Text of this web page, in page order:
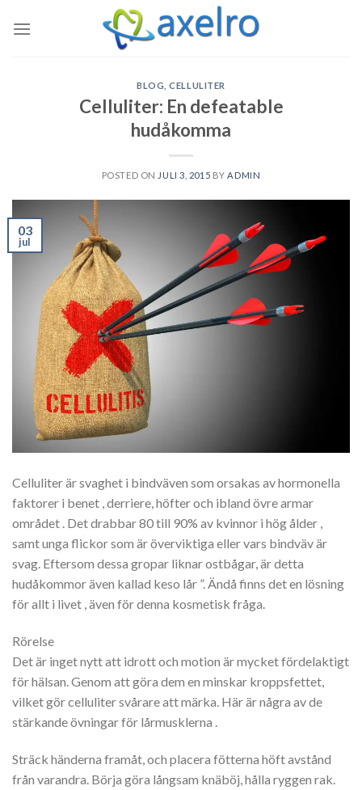
BLOG ,CELLULITER
Celluliter: En defeatable
hudåkomma
POSTED ON JULI 3, 2015 BY ADMIN
03
jul
Celluliter är svaghet i bindväven som orsakas av hormonella
faktorer i benet , derriere, höfter och ibland övre armar
området . Det drabbar 80 till 90% av kvinnor i hög ålder ,
samt unga flickor som är överviktiga eller vars bindväv är
svag. Eftersom dessa gropar liknar ostbågar, är detta
hudåkommor även kallad keso lår ”. Ändå finns det en lösning
för allt i livet , även för denna kosmetisk fråga.
Rörelse
Det är inget nytt att idrott och motion är mycket fördelaktigt
för hälsan. Genom att göra dem en minskar kroppsfettet,
vilket gör celluliter svårare att märka. Här är några av de
stärkande övningar för lårmusklerna .
Sträck händerna framåt, och placera fötterna höft avstånd
från varandra. Börja göra långsam knäböj, hålla ryggen rak.